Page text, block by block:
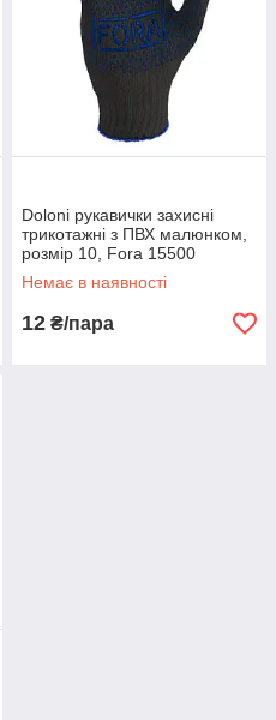
Doloni рукавички захисні
трикотажні з ПВХ малюнком,
розмір 10, Fora 15500
Немає в наявності
12 ₴/пара